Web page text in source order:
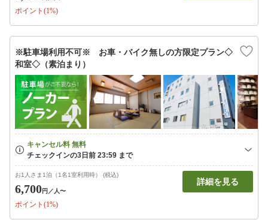
ポイント(1%)
※駐車場利用不可※ お車・バイク無しの方限定プラン◇
和室◇（素泊まり）
お1人さま1泊（1名1室利用時） (税込)
6,700円 ／人〜
ポイント(1%)
詳細を見る